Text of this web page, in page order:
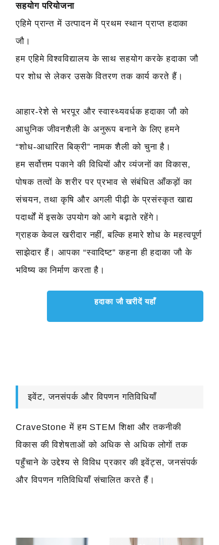
सहयोग परियोजना
एहिमे प्रान्त में उत्पादन में प्रथम स्थान प्राप्त हदाका
जौ।
हम एहिमे विश्वविद्यालय के साथ सहयोग करके हदाका जौ
पर शोध से लेकर उसके वितरण तक कार्य करते हैं।
आहार-रेशे से भरपूर और स्वास्थ्यवर्धक हदाका जौ को
आधुनिक जीवनशैली के अनुरूप बनाने के लिए हमने
“शोध-आधारित बिक्री” नामक शैली को चुना है।
हम सर्वोत्तम पकाने की विधियों और व्यंजनों का विकास,
पोषक तत्वों के शरीर पर प्रभाव से संबंधित आँकड़ों का
संचयन, तथा कृषि और अगली पीढ़ी के प्रसंस्कृत खाद्य
पदार्थों में इसके उपयोग को आगे बढ़ाते रहेंगे।
ग्राहक केवल खरीदार नहीं, बल्कि हमारे शोध के महत्वपूर्ण
साझेदार हैं। आपका “स्वादिष्ट” कहना ही हदाका जौ के
भविष्य का निर्माण करता है।
हदाका जौ खरीदें यहाँ
इवेंट, जनसंपर्क और विपणन गतिविधियाँ
CraveStone में हम STEM शिक्षा और तकनीकी
विकास की विशेषताओं को अधिक से अधिक लोगों तक
पहुँचाने के उद्देश्य से विविध प्रकार की इवेंट्स, जनसंपर्क
और विपणन गतिविधियाँ संचालित करते हैं।